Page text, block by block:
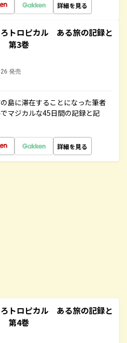
詳細を見る
トロピカル ある旅の記録と
第3巻
発売
島に滞在することになった筆者
マジカルな45日間の記録と記
詳細を見る
トロピカル ある旅の記録と
第4巻